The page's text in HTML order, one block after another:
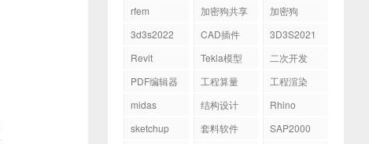
rfem
加密狗共享
加密狗
3d3s2022
CAD插件
3D3S2021
Revit
Tekla模型
二次开发
PDF编辑器
工程算量
工程渲染
midas
结构设计
Rhino
sketchup
套料软件
SAP2000